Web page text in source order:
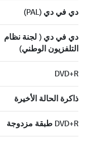
دي في دي (PAL)
دي في دي ( لجنة نظام
التلفزيون الوطني)
DVD+R
ذاكرة الحالة الأخيرة
DVD+R طبقة مزدوجة